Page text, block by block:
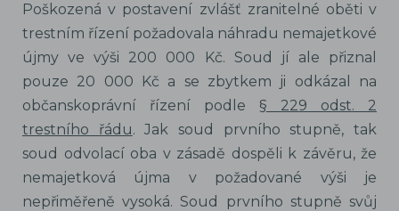
Poškozená v postavení zvlášť zranitelné oběti v
trestním řízení požadovala náhradu nemajetkové
újmy ve výši 200 000 Kč. Soud jí ale přiznal
pouze 20 000 Kč a se zbytkem ji odkázal na
občanskoprávní řízení podle § 229 odst. 2
trestního řádu. Jak soud prvního stupně, tak
soud odvolací oba v zásadě dospěli k závěru, že
nemajetková újma v požadované výši je
nepřiměřeně vysoká. Soud prvního stupně svůj